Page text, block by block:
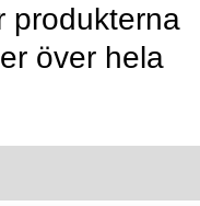
produkterna
över hela